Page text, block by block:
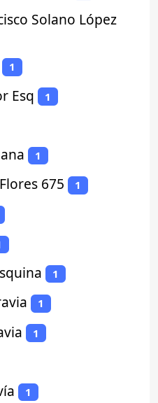
Solano López
1
Esq 1
1
675 1
1
1
1
1